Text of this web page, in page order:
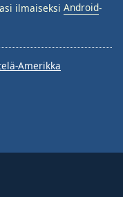
ilmaiseksi Android-
Amerikka